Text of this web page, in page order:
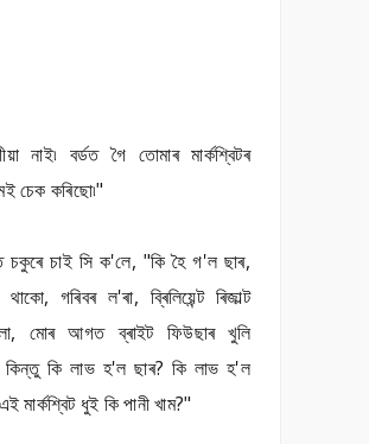
নাই৷ বৰ্ডত গৈ তোমাৰ মাৰ্কশ্বিটৰ
চেক কৰিছো৷"
চকুৰে চাই সি ক'লে, "কি হৈ গ'ল ছাৰ,
গৰিবৰ ল'ৰা, ব্ৰিলিয়েন্ট ৰিজাল্ট
মোৰ আগত ব্ৰাইট ফিউছাৰ খুলি
কিন্তু কি লাভ হ'ল ছাৰ? কি লাভ হ'ল
মাৰ্কশ্বিট ধুই কি পানী খাম?"